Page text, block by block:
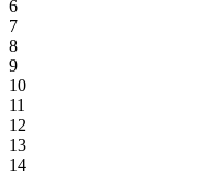
6
7
8
9
10
11
12
13
14